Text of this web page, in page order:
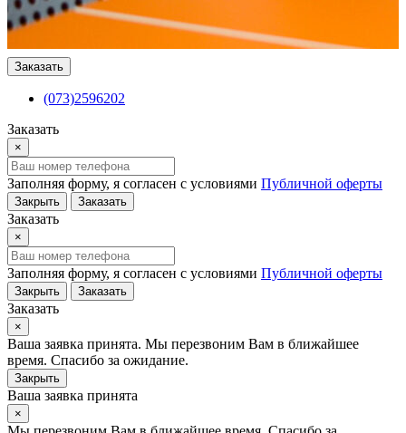
Заказать
(073)2596202
Заказать
×
Заполняя форму, я согласен с условиями Публичной оферты
Закрыть Заказать
Заказать
×
Заполняя форму, я согласен с условиями Публичной оферты
Закрыть Заказать
Заказать
×
Ваша заявка принята. Мы перезвоним Вам в ближайшее
время. Спасибо за ожидание.
Закрыть
Ваша заявка принята
×